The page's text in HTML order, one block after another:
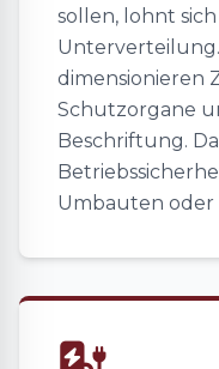
sollen, lohnt
dimensionieren
Schutzorgane
Beschriftung.
Umbauten oder